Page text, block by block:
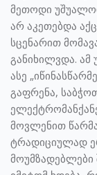
მეთოდი
არ აკეთებდა
სცენარით
განიხილვდა. ამ
ასე
გაფრენა,
მოვლენით
ტრადიციულად
მოუმზადებლები